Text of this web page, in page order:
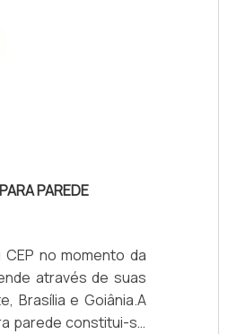
tóxicos de alto
e polifosfatos para
por inibidores
Inibidor de
PAREDE
no momento da
através de suas
Brasília e Goiânia.A
parede constitui-se